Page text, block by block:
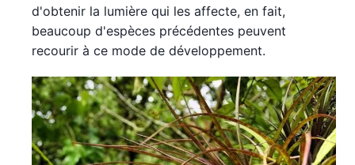
d'obtenir la lumière qui les affecte, en fait,
beaucoup d'espèces précédentes peuvent
recourir à ce mode de développement.